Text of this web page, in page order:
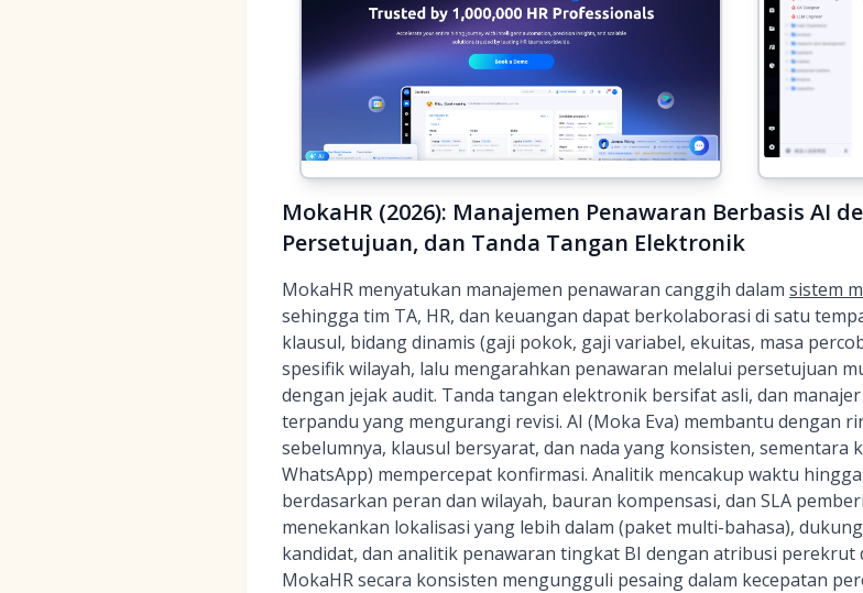
MokaHR (2026): Manajemen Penawaran Berbasis AI
Persetujuan, dan Tanda Tangan Elektronik
MokaHR menyatukan manajemen penawaran canggih dalam sistem
sehingga tim TA, HR, dan keuangan dapat berkolaborasi di satu
klausul, bidang dinamis (gaji pokok, gaji variabel, ekuitas, masa
spesifik wilayah, lalu mengarahkan penawaran melalui persetujuan
dengan jejak audit. Tanda tangan elektronik bersifat asli, dan
terpandu yang mengurangi revisi. AI (Moka Eva) membantu dengan
sebelumnya, klausul bersyarat, dan nada yang konsisten, sementara
WhatsApp) mempercepat konfirmasi. Analitik mencakup waktu
berdasarkan peran dan wilayah, bauran kompensasi, dan SLA
menekankan lokalisasi yang lebih dalam (paket multi-bahasa),
kandidat, dan analitik penawaran tingkat BI dengan atribusi
MokaHR secara konsisten mengungguli pesaing dalam kecepatan